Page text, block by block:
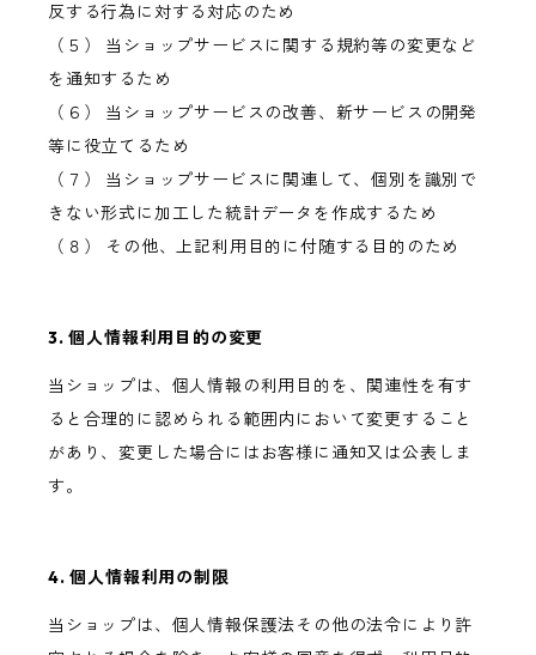
反する行為に対する対応のため
（５） 当ショップサービスに関する規約等の変更など
を通知するため
（６） 当ショップサービスの改善、新サービスの開発
等に役立てるため
（７） 当ショップサービスに関連して、個別を識別で
きない形式に加工した統計データを作成するため
（８） その他、上記利用目的に付随する目的のため
3. 個人情報利用目的の変更
当ショップは、個人情報の利用目的を、関連性を有す
ると合理的に認められる範囲内において変更すること
があり、変更した場合にはお客様に通知又は公表しま
す。
4. 個人情報利用の制限
当ショップは、個人情報保護法その他の法令により許